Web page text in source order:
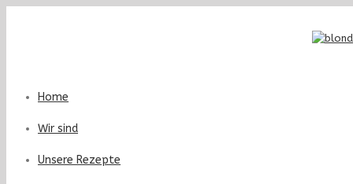
Home
Wir sind
Unsere Rezepte